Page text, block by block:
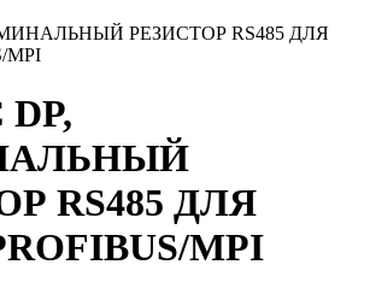
РЕЗИСТОР RS485 ДЛЯ
MPI
RS485 ДЛЯ
MPI